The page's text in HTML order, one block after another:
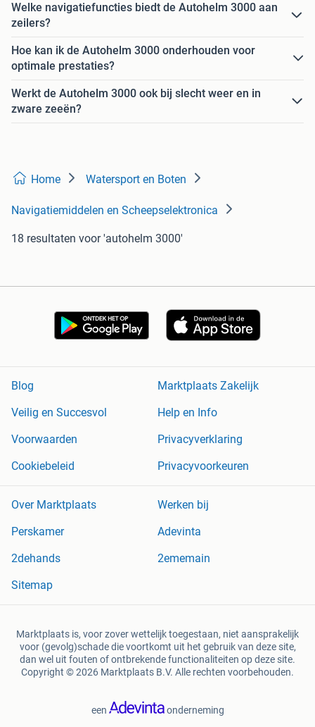
Welke navigatiefuncties biedt de Autohelm 3000 aan
zeilers?
Hoe kan ik de Autohelm 3000 onderhouden voor
optimale prestaties?
Werkt de Autohelm 3000 ook bij slecht weer en in
zware zeeën?
Home Watersport en Boten
Navigatiemiddelen en Scheepselektronica
18 resultaten voor 'autohelm 3000'
Blog
Marktplaats Zakelijk
Veilig en Succesvol
Help en Info
Voorwaarden
Privacyverklaring
Cookiebeleid
Privacyvoorkeuren
Over Marktplaats
Werken bij
Perskamer
Adevinta
2dehands
2ememain
Sitemap
Marktplaats is, voor zover wettelijk toegestaan, niet aansprakelijk
voor (gevolg)schade die voortkomt uit het gebruik van deze site,
dan wel uit fouten of ontbrekende functionaliteiten op deze site.
Copyright © 2026 Marktplaats B.V. Alle rechten voorbehouden.
een onderneming